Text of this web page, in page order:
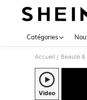
Catégories
Accueil / Beauté
Video